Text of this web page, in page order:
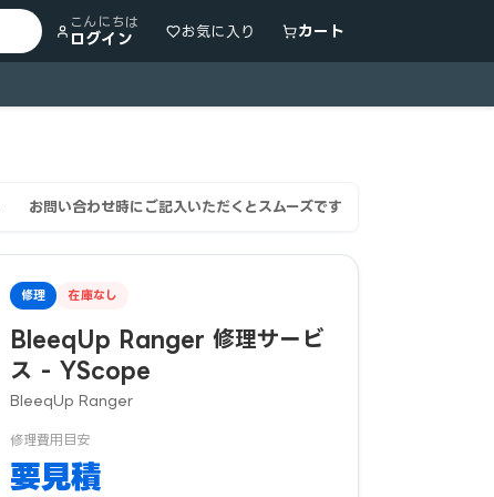
こんにちは
ログイン お気に入り カート
お問い合わせ時にご記入いただくとスムーズです
修理 在庫なし
BleeqUp Ranger 修理サービ
ス - YScope
BleeqUp Ranger
修理費用目安
要見積